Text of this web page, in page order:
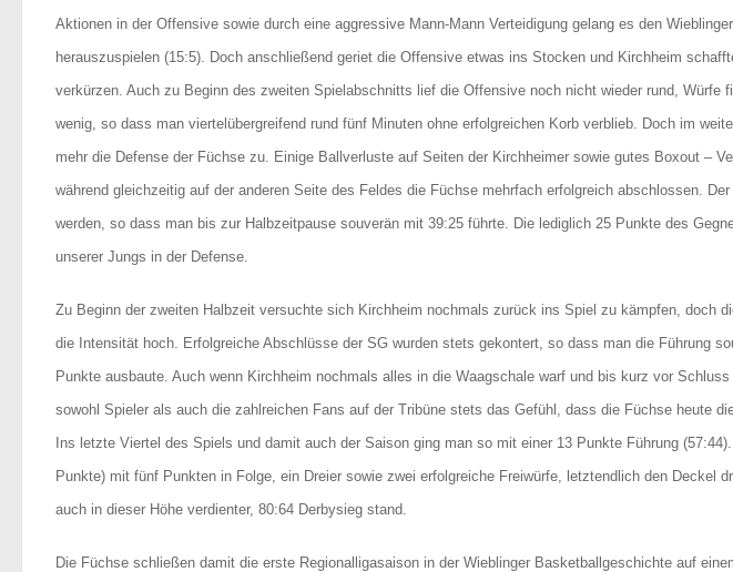
Aktionen in der Offensive sowie durch eine aggressive Mann-Mann Verteidigung gelang es den
herauszuspielen (15:5). Doch anschließend geriet die Offensive etwas ins Stocken und Kirchheim
verkürzen. Auch zu Beginn des zweiten Spielabschnitts lief die Offensive noch nicht wieder rund, Würfe
wenig, so dass man viertelübergreifend rund fünf Minuten ohne erfolgreichen Korb verblieb. Doch im
mehr die Defense der Füchse zu. Einige Ballverluste auf Seiten der Kirchheimer sowie gutes Boxout –
während gleichzeitig auf der anderen Seite des Feldes die Füchse mehrfach erfolgreich abschlossen.
werden, so dass man bis zur Halbzeitpause souverän mit 39:25 führte. Die lediglich 25 Punkte des
unserer Jungs in der Defense.
Zu Beginn der zweiten Halbzeit versuchte sich Kirchheim nochmals zurück ins Spiel zu kämpfen, doch
die Intensität hoch. Erfolgreiche Abschlüsse der SG wurden stets gekontert, so dass man die Führung
Punkte ausbaute. Auch wenn Kirchheim nochmals alles in die Waagschale warf und bis kurz vor
sowohl Spieler als auch die zahlreichen Fans auf der Tribüne stets das Gefühl, dass die Füchse heute
Ins letzte Viertel des Spiels und damit auch der Saison ging man so mit einer 13 Punkte Führung
Punkte) mit fünf Punkten in Folge, ein Dreier sowie zwei erfolgreiche Freiwürfe, letztendlich den Deckel
auch in dieser Höhe verdienter, 80:64 Derbysieg stand.
Die Füchse schließen damit die erste Regionalligasaison in der Wieblinger Basketballgeschichte auf